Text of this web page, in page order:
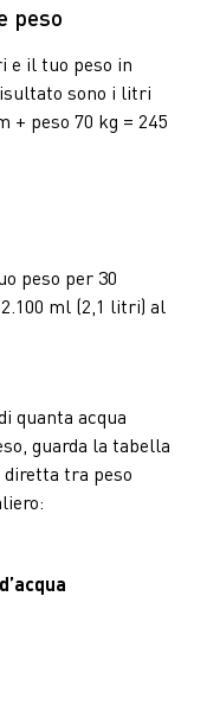
peso
e il tuo peso in
sono i litri
+ peso 70 kg = 245
peso per 30
ml (2,1 litri) al
quanta acqua
guarda la tabella
tra peso